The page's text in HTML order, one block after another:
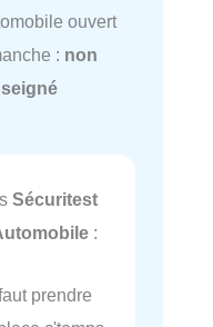
ouvert
: non
Sécuritest
:
prendre